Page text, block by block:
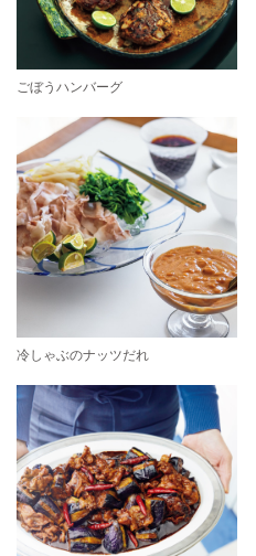
ごぼうハンバーグ
冷しゃぶのナッツだれ